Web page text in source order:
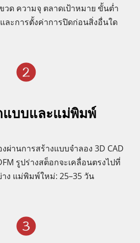
วด ความจุ ตลาดเป้าหมาย ขั้นต่ำ
ละการตั้งค่าการปิดก่อนสิ่งอื่นใด
แบบและแม่พิมพ์
ผ่านการสร้างแบบจำลอง 3D CAD
รูปร่างสต็อกจะเคลื่อนตรงไปที่
ง แม่พิมพ์ใหม่: 25–35 วัน